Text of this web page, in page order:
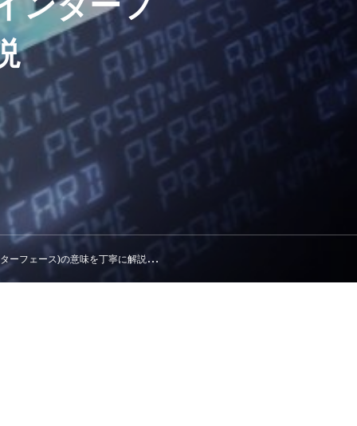
ーフェース)の意味を丁寧に解説